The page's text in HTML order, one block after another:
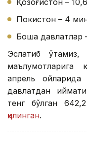
Қозоғистон –
Покистон – 4
Бошқа
Эслатиб ўтамиз,
маълумотларига
апрель
давлатдан
тенг бўлган
қилинган.